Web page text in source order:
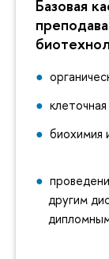
Базовая
биохимия
другим